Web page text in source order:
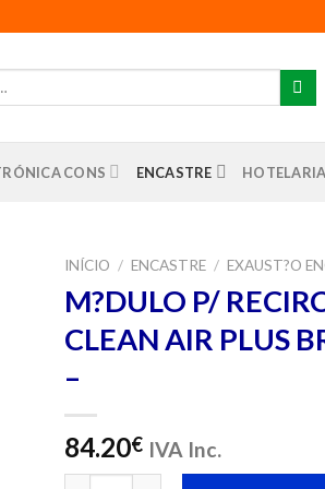
CONS ENCASTRE
INÍCIO / ENCASTRE / EXAUST?O
M?DULO P/
CLEAN AIR PLUS
–
84.20€ IVA Inc.
Quantidade de M?DULO P/